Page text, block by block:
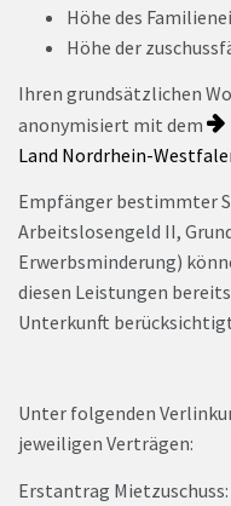
Höhe des
Höhe der
Ihren grundsätzlichen
anonymisiert mit dem
Land Nordrhein-
Empfänger bestimmter
Arbeitslosengeld II,
Erwerbsminderung)
diesen Leistungen
Unterkunft
Unter folgenden
jeweiligen Verträgen:
Erstantrag Mietzuschuss: